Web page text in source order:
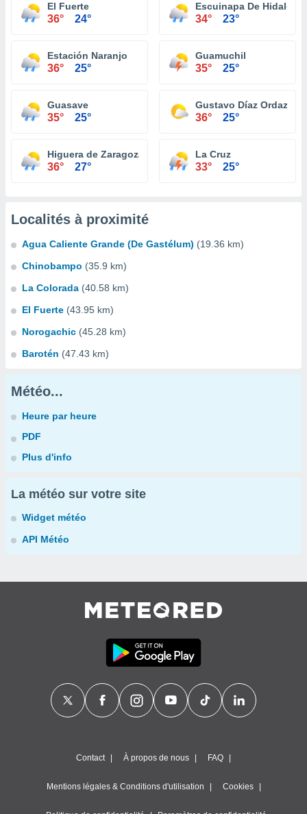
El Fuerte
36° 24°
Escuinapa De Hidalgo
34° 23°
Estación Naranjo
36° 25°
Guamuchil
35° 25°
Guasave
35° 25°
Gustavo Díaz Ordaz (El
36° 25°
Higuera de Zaragoza
36° 27°
La Cruz
33° 25°
Localités à proximité
Agua Caliente Grande (De Gastélum) (19.36 km)
Chinobampo (35.9 km)
La Colorada (40.58 km)
El Fuerte (43.95 km)
Norogachic (45.28 km)
Barotén (47.43 km)
Météo...
Heure par heure
PDF
Plus d'info
La météo sur votre site
Widget météo
API Météo
Contact À propos de nous FAQ
Mentions légales & Conditions d'utilisation Cookies